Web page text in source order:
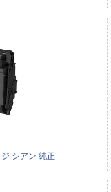
シアン 純正